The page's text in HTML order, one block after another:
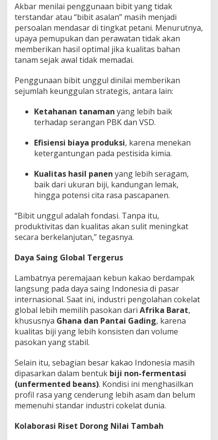
Akbar menilai penggunaan bibit yang tidak
terstandar atau “bibit asalan” masih menjadi
persoalan mendasar di tingkat petani. Menurutnya,
upaya pemupukan dan perawatan tidak akan
memberikan hasil optimal jika kualitas bahan
tanam sejak awal tidak memadai.
Penggunaan bibit unggul dinilai memberikan
sejumlah keunggulan strategis, antara lain:
Ketahanan tanaman yang lebih baik
terhadap serangan PBK dan VSD.
Efisiensi biaya produksi, karena menekan
ketergantungan pada pestisida kimia.
Kualitas hasil panen yang lebih seragam,
baik dari ukuran biji, kandungan lemak,
hingga potensi cita rasa pascapanen.
“Bibit unggul adalah fondasi. Tanpa itu,
produktivitas dan kualitas akan sulit meningkat
secara berkelanjutan,” tegasnya.
Daya Saing Global Tergerus
Lambatnya peremajaan kebun kakao berdampak
langsung pada daya saing Indonesia di pasar
internasional. Saat ini, industri pengolahan cokelat
global lebih memilih pasokan dari Afrika Barat,
khususnya Ghana dan Pantai Gading, karena
kualitas biji yang lebih konsisten dan volume
pasokan yang stabil.
Selain itu, sebagian besar kakao Indonesia masih
dipasarkan dalam bentuk biji non-fermentasi
(unfermented beans). Kondisi ini menghasilkan
profil rasa yang cenderung lebih asam dan belum
memenuhi standar industri cokelat dunia.
Kolaborasi Riset Dorong Nilai Tambah